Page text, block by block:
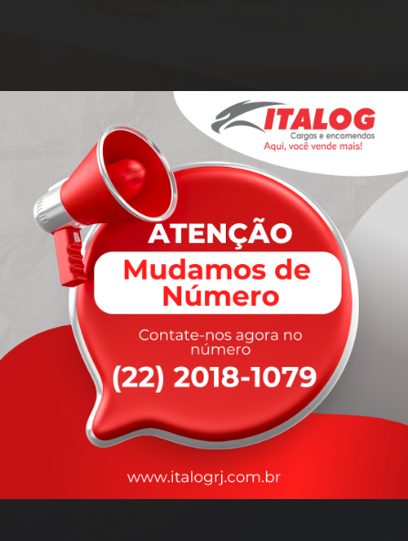
rapidez
que você precisa,
com a qualidade que vocêmerece.
Nossos motoristas são treinados para garantir a máxima
durante o transporte, com rastreamento em tempo real.